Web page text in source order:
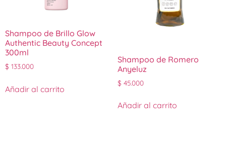
Shampoo de Brillo Glow
Authentic Beauty Concept
300ml
$ 133.000
Añadir al carrito
Shampoo de Romero
Anyeluz
$ 45.000
Añadir al carrito